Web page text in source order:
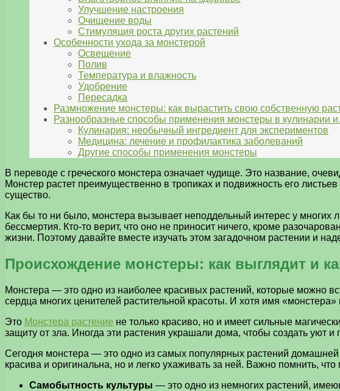
Улучшение настроения
Очищение воды
Стимуляция роста других растений
Особенности ухода за монстерой
Освещение
Полив
Температура и влажность
Удобрение
Пересадка
Размножение монстеры: как вырастить свою собственную
Разнообразные способы применения монстеры в кулинарии
Кулинария: необычный ингредиент для экспериментов
Медицина: лечение и профилактика заболеваний
Другие способы применения монстеры
В переводе с греческого монстера означает чудище. Это название,
Монстер растет преимущественно в тропиках и подвижность его
существо.
Как бы то ни было, монстера вызывает неподдельный интерес у многих
бессмертия. Кто-то верит, что оно не приносит ничего, кроме
жизни. Поэтому давайте вместе изучать этом загадочном растении и
Происхождение монстеры: как выглядит и
Монстера — это одно из наиболее красивых растений, которые можно
сердца многих ценителей растительной красоты. И хотя имя
Это Монстера растение не только красиво, но и имеет сильные
защиту от зла. Иногда эти растения украшали дома, чтобы создать уют
Сегодня монстера — это одно из самых популярных растений домашней
красива и оригинальна, но и легко ухаживать за ней. Важно помнить,
Самобытность культуры — это одно из немногих растений,